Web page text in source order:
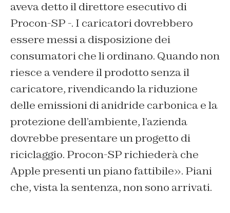
aveva detto il direttore esecutivo di
Procon-SP -. I caricatori dovrebbero
essere messi a disposizione dei
consumatori che li ordinano. Quando non
riesce a vendere il prodotto senza il
caricatore, rivendicando la riduzione
delle emissioni di anidride carbonica e la
protezione dell’ambiente, l’azienda
dovrebbe presentare un progetto di
riciclaggio. Procon-SP richiederà che
Apple presenti un piano fattibile». Piani
che, vista la sentenza, non sono arrivati.